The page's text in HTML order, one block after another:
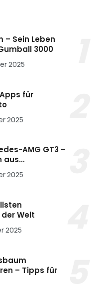
– Sein Leben
3000
2025
für
2025
AMG GT3 –
aus…
2025
Welt
2025
– Tipps für